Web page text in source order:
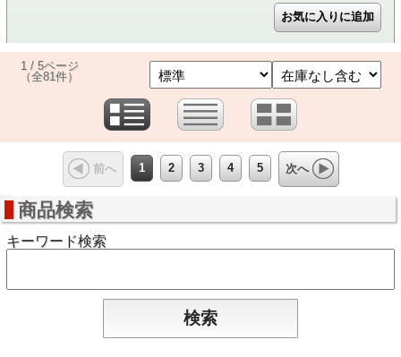
1 / 5ページ
（全81件）
前へ 1 2 3 4 5 次へ
商品検索
キーワード検索